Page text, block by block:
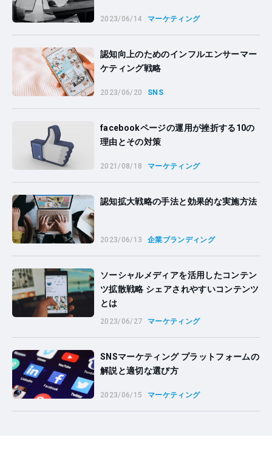
2023/06/14 マーケティング
認知向上のためのインフルエンサーマー
ケティング戦略
2023/06/20 SNS
facebookページの運用が挫折する10の
理由とその対策
2021/08/18 マーケティング
認知拡大戦略の手法と効果的な実施方法
2023/06/13 企業ブランディング
ソーシャルメディアを活用したコンテン
ツ拡散戦略 シェアされやすいコンテンツ
とは
2023/06/27 マーケティング
SNSマーケティング プラットフォームの
解説と適切な選び方
2023/06/15 マーケティング